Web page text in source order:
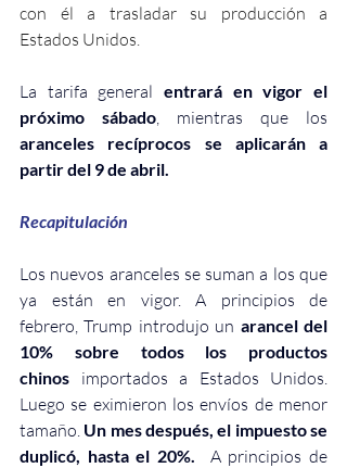
con él a trasladar su producción a
Estados Unidos.
La tarifa general entrará en vigor el
próximo sábado
aranceles recíprocos se aplicarán a
partir del 9 de abril.
Recapitulación
Los nuevos aranceles se suman a los que
ya están en vigor. A principios de
febrero, Trump introdujo un arancel del
10% sobre todos los productos
chinos importados a Estados Unidos.
Luego se eximieron los envíos de menor
tamaño. Un mes después, el impuesto se
duplicó, hasta el 20%.
  A principios de